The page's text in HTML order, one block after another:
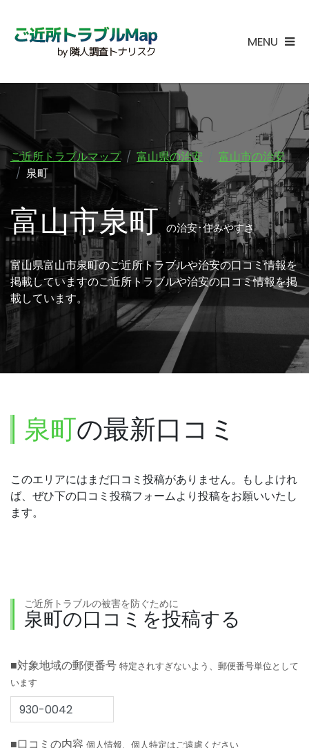
MENU
ご近所トラブルマップ 富山県の治安
富山市の治安
泉町
富山市泉町の治安･住みやすさ
富山県富山市泉町のご近所トラブルや治安の口コミ情報を
掲載していますのご近所トラブルや治安の口コミ情報を掲
載しています。
泉町の最新口コミ
このエリアにはまだ口コミ投稿がありません。もしよけれ
ば、ぜひ下の口コミ投稿フォームより投稿をお願いいたし
ます。
ご近所トラブルの被害を防ぐために
泉町の口コミを投稿する
■対象地域の郵便番号 特定されすぎないよう、郵便番号単位として
います
■口コミの内容 個人情報、個人特定はご遠慮ください